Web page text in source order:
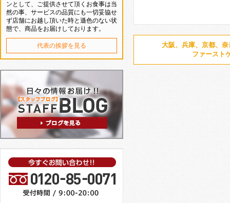
大阪、兵庫、京都、
ファースト
ンとして、ご提供させて頂くお食事は当
然の事、サービスの品質にも一切妥協せ
ず店舗にお越し頂いた時と遜色のない状
態で、商品をお届けしております。
代表の挨拶を見る